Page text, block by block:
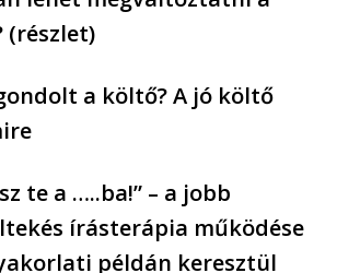
(részlet)
a költő? A jó költő
te a …..ba!” – a jobb
írásterápia működése
példán keresztül